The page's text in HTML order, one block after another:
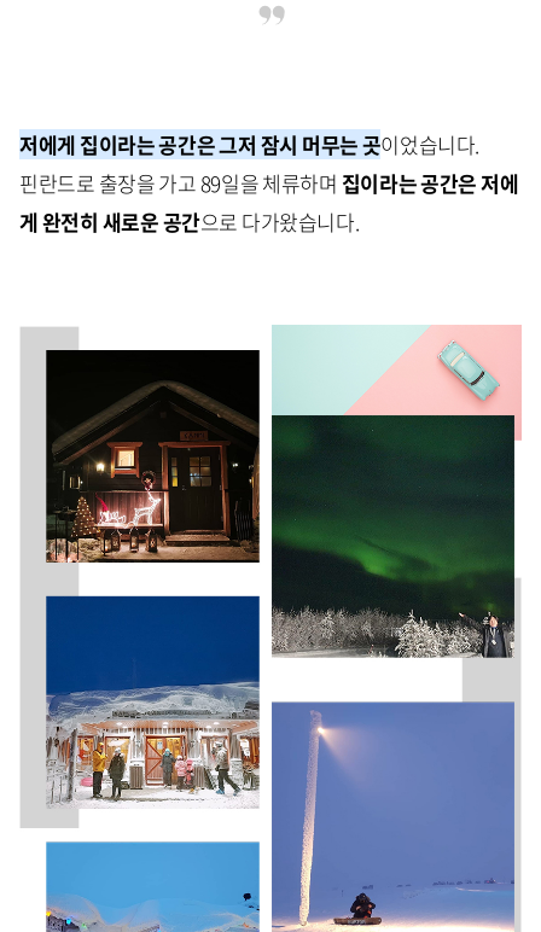
저에게 집이라는 공간은 그저 잠시 머무는 곳이었습니다.
핀란드로 출장을 가고 89일을 체류하며 집이라는 공간은 저에
게 완전히 새로운 공간으로 다가왔습니다.